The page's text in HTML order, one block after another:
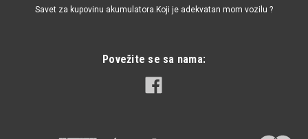
Savet za kupovinu akumulatora.Koji je adekvatan mom vozilu ?
Povežite se sa nama: